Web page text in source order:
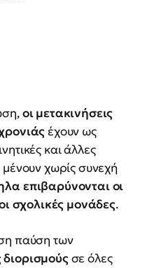
οι μετακινήσεις
έχουν ως
και άλλες
χωρίς συνεχή
επιβαρύνονται οι
σχολικές μονάδες.
παύση των
σε όλες